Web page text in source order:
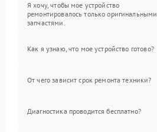
Я хочу, чтобы мое устройство
ремонтировалось только оригинальными
запчастями.
Как я узнаю, что мое устройство готово?
От чего зависит срок ремонта техники?
Диагностика проводится бесплатно?